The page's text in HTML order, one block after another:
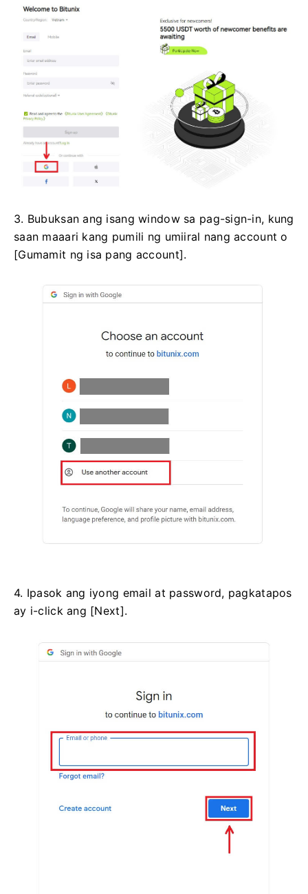
3. Bubuksan ang isang window sa pag-sign-in, kung
saan maaari kang pumili ng umiiral nang account o
[Gumamit ng isa pang account].
4. Ipasok ang iyong email at password, pagkatapos
ay i-click ang [Next].